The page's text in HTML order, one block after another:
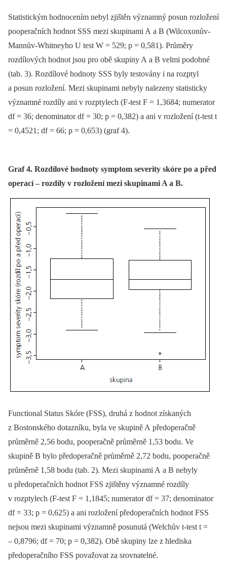
Statistickým hodnocením nebyl zjištěn významný posun rozložení
pooperačních hodnot SSS mezi skupinami A a B (Wilcoxonův-
Mannův-Whitneyho U test W = 529; p = 0,581). Průměry
rozdílových hodnot jsou pro obě skupiny A a B velmi podobné
(tab. 3). Rozdílové hodnoty SSS byly testovány i na rozptyl
a posun rozložení. Mezi skupinami nebyly nalezeny statisticky
významné rozdíly ani v rozptylech (F-test F = 1,3684; numerator
df = 36; denominator df = 30; p = 0,382) a ani v rozložení (t-test t
= 0,4521; df = 66; p = 0,653) (graf 4).
Graf 4. Rozdílové hodnoty symptom severity skóre po a před
operací – rozdíly v rozložení mezi skupinami A a B.
Functional Status Skóre (FSS), druhá z hodnot získaných
z Bostonského dotazníku, byla ve skupině A předoperačně
průměrně 2,56 bodu, pooperačně průměrně 1,53 bodu. Ve
skupině B bylo předoperačně průměrně 2,72 bodu, pooperačně
průměrně 1,58 bodu (tab. 2). Mezi skupinami A a B nebyly
u předoperačních hodnot FSS zjištěny významné rozdíly
v rozptylech (F-test F = 1,1845; numerator df = 37; denominator
df = 33; p = 0,625) a ani rozložení předoperačních hodnot FSS
nejsou mezi skupinami významně posunutá (Welchův t-test t =
–⁠ 0,8796; df = 70; p = 0,382). Obě skupiny lze z hlediska
předoperačního FSS považovat za srovnatelné.